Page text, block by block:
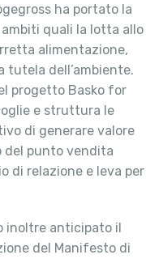
ha portato la
quali la lotta allo
alimentazione,
tutela dell’ambiente.
progetto Basko for
e struttura le
di generare valore
del punto vendita
di relazione e leva per
inoltre anticipato il
del Manifesto di